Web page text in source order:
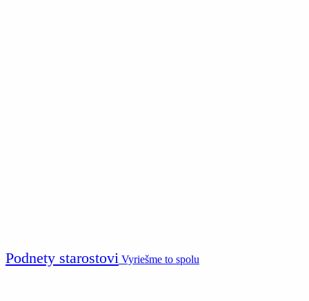
Podnety starostovi Vyriešme to spolu